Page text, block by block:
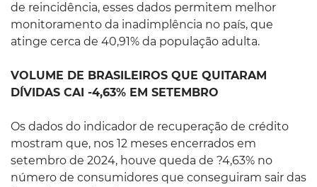
de reincidência, esses dados permitem melhor
monitoramento da inadimplência no país, que
atinge cerca de 40,91% da população adulta.
VOLUME DE BRASILEIROS QUE QUITARAM
DÍVIDAS CAI -4,63% EM SETEMBRO
Os dados do indicador de recuperação de crédito
mostram que, nos 12 meses encerrados em
setembro de 2024, houve queda de ?4,63% no
número de consumidores que conseguiram sair das